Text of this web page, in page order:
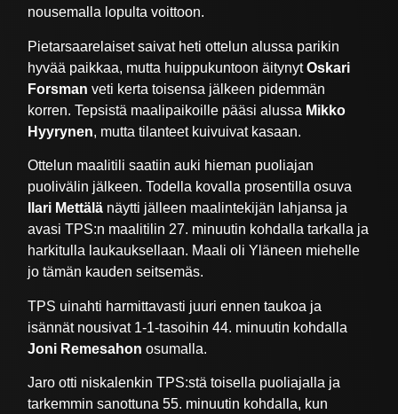
nousemalla lopulta voittoon.
Pietarsaarelaiset saivat heti ottelun alussa parikin
hyvää paikkaa, mutta huippukuntoon äitynytOskari
Forsman veti kerta toisensa jälkeen pidemmän
korren. Tepsistä maalipaikoille pääsi alussa Mikko
Hyyrynen, mutta tilanteet kuivuivat kasaan.
Ottelun maalitili saatiin auki hieman puoliajan
puolivälin jälkeen. Todella kovalla prosentilla osuva
Ilari Mettälä näytti jälleen maalintekijän lahjansa ja
avasi TPS:n maalitilin 27. minuutin kohdalla tarkalla ja
harkitulla laukauksellaan. Maali oli Yläneen miehelle
jo tämän kauden seitsemäs.
TPS uinahti harmittavasti juuri ennen taukoa ja
isännät nousivat 1-1-tasoihin 44. minuutin kohdalla
Joni Remesahon osumalla.
Jaro otti niskalenkin TPS:stä toisella puoliajalla ja
tarkemmin sanottuna 55. minuutin kohdalla, kun